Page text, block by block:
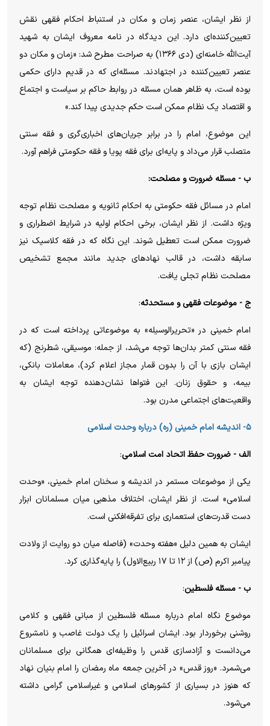
از نظر ایشان، عنصر زمان و مکان در استنباط احکام فقهی نقش
تعیین‌کننده‌ای دارد. این دیدگاه در نامه معروف ایشان به شهید
آیت‌الله خامنه‌ای (دی ۱۳۶۶) به صراحت مطرح شد: «زمان و مکان دو
عنصر تعیین‌کننده در اجتهادند. مسئله‌ای که در قدیم دارای حکمی
بوده است، به ظاهر همان مسئله در روابط حاکم بر سیاست و اجتماع
و اقتصاد یک نظام ممکن است حکم جدیدی پیدا کند.»
این موضوع، امام را در برابر جریان‌های اخباری‌گری و فقه سنتی
متصلب قرار می‌داد و پایه‌ای برای فقه پویا و فقه حکومتی فراهم آورد.
ب - مسئله ضرورت و مصلحت:
امام در مسائل فقه حکومتی به احکام ثانویه و مصلحت نظام توجه
ویژه داشت. از نظر ایشان، برخی احکام اولیه در شرایط اضطراری و
ضرورت ممکن است تعطیل شوند. این نگاه که در فقه کلاسیک نیز
سابقه داشت، در قالب نهادهای جدید مانند مجمع تشخیص
مصلحت نظام تجلی یافت.
ج - موضوعات فقهی و مستحدثه:
امام خمینی در «تحریرالوسیله» به موضوعاتی پرداخته است که در
فقه سنتی کمتر بدان‌ها توجه می‌شد، از جمله: موسیقی، شطرنج (که
ایشان بازی با آن را بدون قمار مجاز اعلام کرد)، معاملات بانکی،
بیمه، و حقوق زنان. این فتواها نشان‌دهنده توجه ایشان به
واقعیت‌های اجتماعی مدرن بود.
۵- اندیشه امام خمینی (ره) درباره وحدت اسلامی
الف - ضرورت حفظ اتحاد امت اسلامی:
یکی از موضوعات مستمر در اندیشه و سخنان امام خمینی، «وحدت
اسلامی» است. از نظر ایشان، اختلاف مذهبی میان مسلمانان ابزار
دست قدرت‌های استعماری برای تفرقه‌افکنی است.
ایشان به همین دلیل «هفته وحدت» (فاصله میان دو روایت از ولادت
پیامبر اکرم (ص) از ۱۲ تا ۱۷ ربیع‌الاول) را پایه‌گذاری کرد.
ب - مسئله فلسطین:
موضوع نگاه امام درباره مسئله فلسطین از مبانی فقهی و کلامی
روشنی برخوردار بود. ایشان اسرائیل را یک دولت غاصب و نامشروع
می‌دانست و آزادسازی قدس را وظیفه‌ای همگانی برای مسلمانان
می‌شمرد. «روز قدس» در آخرین جمعه ماه رمضان را امام بنیان نهاد
که هنوز در بسیاری از کشورهای اسلامی و غیراسلامی گرامی داشته
می‌شود.